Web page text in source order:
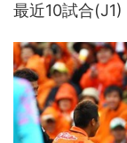
最近10試合